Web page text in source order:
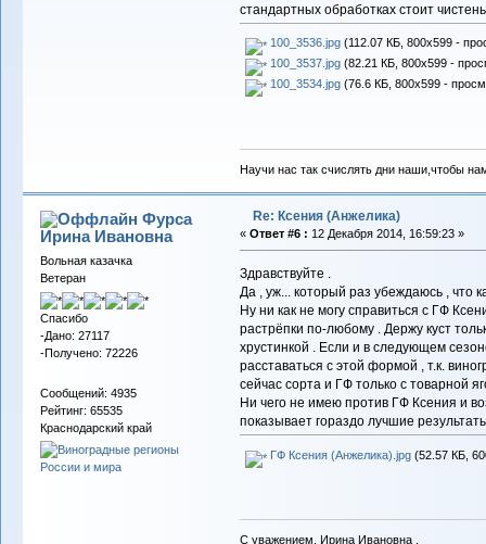
стандартных обработках стоит
100_3536.jpg(112.07 КБ, 800x599 -
100_3537.jpg(82.21 КБ, 800x599 -
100_3534.jpg(76.6 КБ, 800x599 -
Научи нас так счислять дни наши,чтобы
Фурса
Ирина Ивановна
Вольная казачка
Ветеран
Спасибо
-Дано: 27117
-Получено: 72226
Сообщений: 4935
Рейтинг: 65535
Краснодарский край
Re: Ксения (Анжелика)
« Ответ #6 : 12 Декабря 2014, 16:59:23 »
Здравствуйте .
Да , уж... который раз убеждаюсь , что
Ну ни как не могу справиться с ГФ
растрёпки по-любому . Держу куст
хрустинкой . Если и в следующем
расставаться с этой формой , т.к.
сейчас сорта и ГФ только с товарной
Ни чего не имею против ГФ Ксения и
показывает гораздо лучшие
ГФ Ксения (Анжелика).jpg(52.57 КБ,
С уважением, Ирина Ивановна .